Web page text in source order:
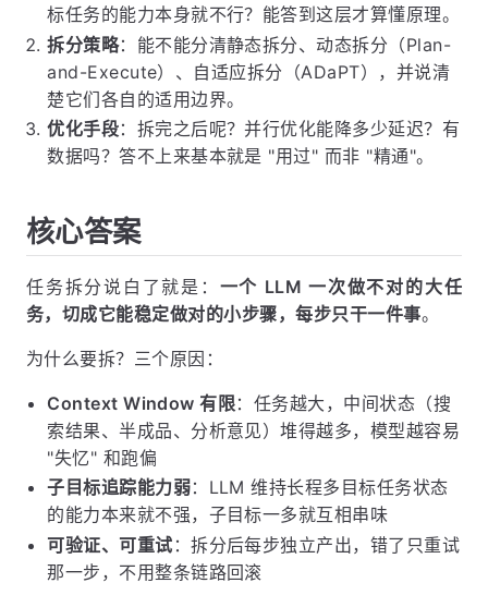
标任务的能力本身就不行？能答到这层才算懂原理。
拆分策略：能不能分清静态拆分、动态拆分（Plan-
and-Execute）、自适应拆分（ADaPT），并说清
楚它们各自的适用边界。
优化手段：拆完之后呢？并行优化能降多少延迟？有
数据吗？答不上来基本就是 "用过" 而非 "精通"。
核心答案
任务拆分说白了就是： 一个 LLM 一次做不对的大任
务，切成它能稳定做对的小步骤，每步只干一件事。
为什么要拆？三个原因：
Context Window 有限：任务越大，中间状态（搜
索结果、半成品、分析意见）堆得越多，模型越容易
"失忆" 和跑偏
子目标追踪能力弱：LLM 维持长程多目标任务状态
的能力本来就不强，子目标一多就互相串味
可验证、可重试 ：拆分后每步独立产出，错了只重试
那一步，不用整条链路回滚